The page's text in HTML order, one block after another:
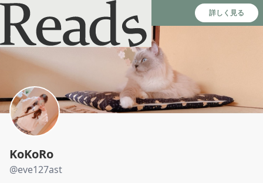
Reads - 読書のSNS＆記録アプリ 詳しく見る
KoKoRo
@eve127ast